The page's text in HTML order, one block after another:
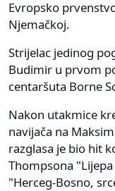
Evropsko
Njemačkoj.
Strijelac jedinog
Budimir u prvom
centaršuta Borne
Nakon utakmice
navijača na
razglasa je bio hit
Thompsona
"Herceg-Bosno,